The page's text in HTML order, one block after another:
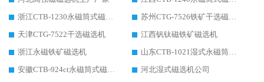
浙江CTB-1230永磁筒式磁选机生产厂家
苏州CTG-7526铁矿干选磁选机
天津CTG-7522干选磁选机
江西钒钛磁铁矿磁选机
浙江永磁铁矿磁选机
山东CTB-1021湿式永磁筒式磁选机
安徽CTB-924ct永磁筒式磁选机
河北湿式磁选机公司